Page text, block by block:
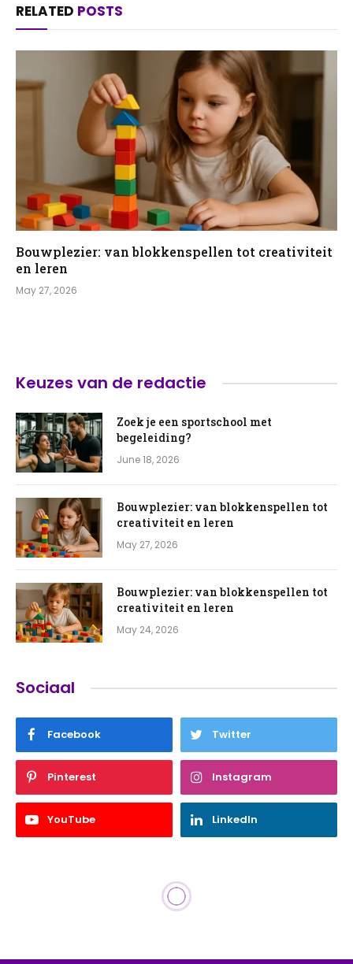
RELATED POSTS
Bouwplezier: van blokkenspellen tot creativiteit
en leren
May 27, 2026
Keuzes van de redactie
Zoek je een sportschool met
begeleiding?
June 18, 2026
Bouwplezier: van blokkenspellen tot
creativiteit en leren
May 27, 2026
Bouwplezier: van blokkenspellen tot
creativiteit en leren
May 24, 2026
Sociaal
Facebook Twitter
Pinterest Instagram
YouTube LinkedIn